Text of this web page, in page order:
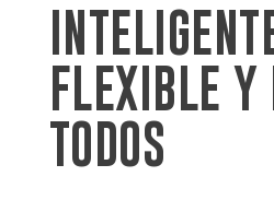
FLEXIBLE Y
TODOS